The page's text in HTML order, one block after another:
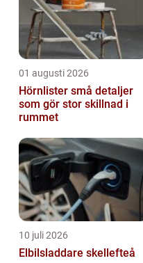
01 augusti 2026
Hörnlister små detaljer
som gör stor skillnad i
rummet
10 juli 2026
Elbilsladdare skellefteå